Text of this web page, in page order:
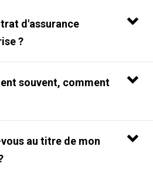
d'assurance
?
souvent, comment
au titre de mon